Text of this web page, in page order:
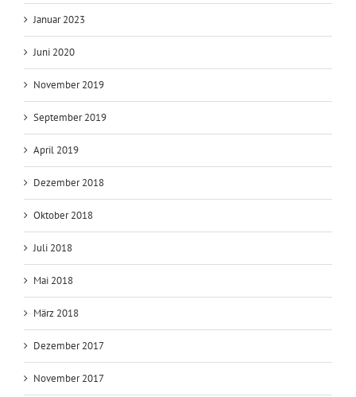
Januar 2023
Juni 2020
November 2019
September 2019
April 2019
Dezember 2018
Oktober 2018
Juli 2018
Mai 2018
März 2018
Dezember 2017
November 2017